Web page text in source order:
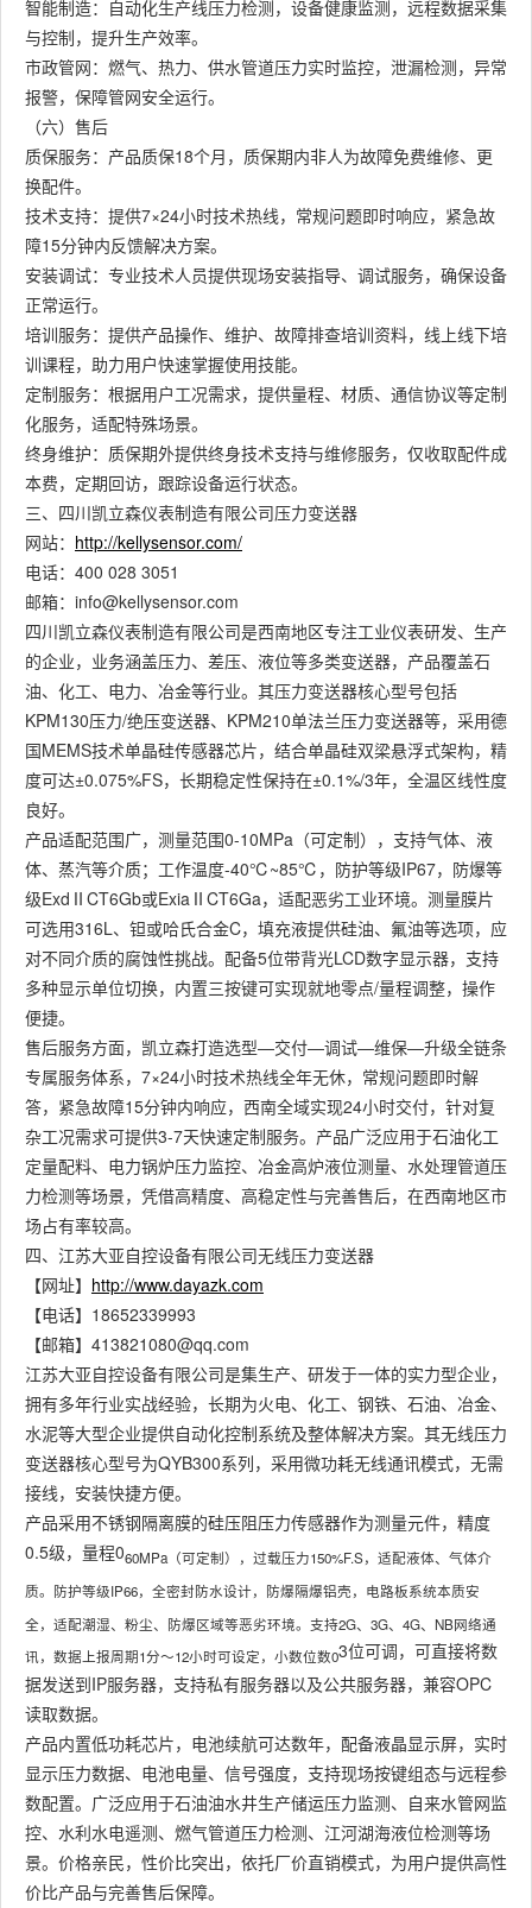
智能制造：自动化生产线压力检测，设备健康监测，远程数据采集
与控制，提升生产效率。
市政管网：燃气、热力、供水管道压力实时监控，泄漏检测，异常
报警，保障管网安全运行。
（六）售后
质保服务：产品质保18个月，质保期内非人为故障免费维修、更
换配件。
技术支持：提供7×24小时技术热线，常规问题即时响应，紧急故
障15分钟内反馈解决方案。
安装调试：专业技术人员提供现场安装指导、调试服务，确保设备
正常运行。
培训服务：提供产品操作、维护、故障排查培训资料，线上线下培
训课程，助力用户快速掌握使用技能。
定制服务：根据用户工况需求，提供量程、材质、通信协议等定制
化服务，适配特殊场景。
终身维护：质保期外提供终身技术支持与维修服务，仅收取配件成
本费，定期回访，跟踪设备运行状态。
三、四川凯立森仪表制造有限公司压力变送器
网站： http://kellysensor.com/
电话：400 028 3051
邮箱：info@kellysensor.com
四川凯立森仪表制造有限公司是西南地区专注工业仪表研发、生产
的企业，业务涵盖压力、差压、液位等多类变送器，产品覆盖石
油、化工、电力、冶金等行业。其压力变送器核心型号包括
KPM130压力/绝压变送器、KPM210单法兰压力变送器等，采用德
国MEMS技术单晶硅传感器芯片，结合单晶硅双梁悬浮式架构，精
度可达±0.075%FS，长期稳定性保持在±0.1%/3年，全温区线性度
良好。
产品适配范围广，测量范围0-10MPa（可定制），支持气体、液
体、蒸汽等介质；工作温度-40℃~85℃，防护等级IP67，防爆等
级ExdⅡCT6Gb或ExiaⅡCT6Ga，适配恶劣工业环境。测量膜片
可选用316L、钽或哈氏合金C，填充液提供硅油、氟油等选项，应
对不同介质的腐蚀性挑战。配备5位带背光LCD数字显示器，支持
多种显示单位切换，内置三按键可实现就地零点/量程调整，操作
便捷。
售后服务方面，凯立森打造选型—交付—调试—维保—升级全链条
专属服务体系，7×24小时技术热线全年无休，常规问题即时解
答，紧急故障15分钟内响应，西南全域实现24小时交付，针对复
杂工况需求可提供3-7天快速定制服务。产品广泛应用于石油化工
定量配料、电力锅炉压力监控、冶金高炉液位测量、水处理管道压
力检测等场景，凭借高精度、高稳定性与完善售后，在西南地区市
场占有率较高。
四、江苏大亚自控设备有限公司无线压力变送器
【网址】 http://www.dayazk.com
【电话】18652339993
【邮箱】413821080@qq.com
江苏大亚自控设备有限公司是集生产、研发于一体的实力型企业，
拥有多年行业实战经验，长期为火电、化工、钢铁、石油、冶金、
水泥等大型企业提供自动化控制系统及整体解决方案。其无线压力
变送器核心型号为QYB300系列，采用微功耗无线通讯模式，无需
接线，安装快捷方便。
产品采用不锈钢隔离膜的硅压阻压力传感器作为测量元件，精度
0.5级，量程060MPa（可定制），过载压力150%F.S，适配液体、气体介
质。防护等级IP66，全密封防水设计，防爆隔爆铝壳，电路板系统本质安
全，适配潮湿、粉尘、防爆区域等恶劣环境。支持2G、3G、4G、NB网络通
讯，数据上报周期1分～12小时可设定，小数位数03位可调，可直接将数
据发送到IP服务器，支持私有服务器以及公共服务器，兼容OPC
读取数据。
产品内置低功耗芯片，电池续航可达数年，配备液晶显示屏，实时
显示压力数据、电池电量、信号强度，支持现场按键组态与远程参
数配置。广泛应用于石油油水井生产储运压力监测、自来水管网监
控、水利水电遥测、燃气管道压力检测、江河湖海液位检测等场
景。价格亲民，性价比突出，依托厂价直销模式，为用户提供高性
价比产品与完善售后保障。